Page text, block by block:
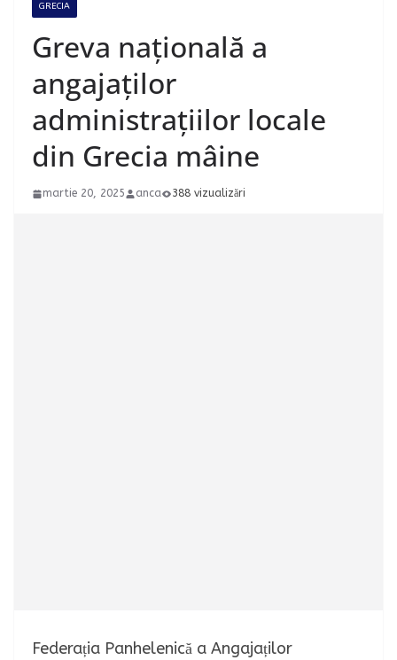
GRECIA
Greva națională a
angajaților
administrațiilor locale
din Grecia mâine
martie 20, 2025 anca 388 vizualizări
Federația Panhelenică a Angajaților